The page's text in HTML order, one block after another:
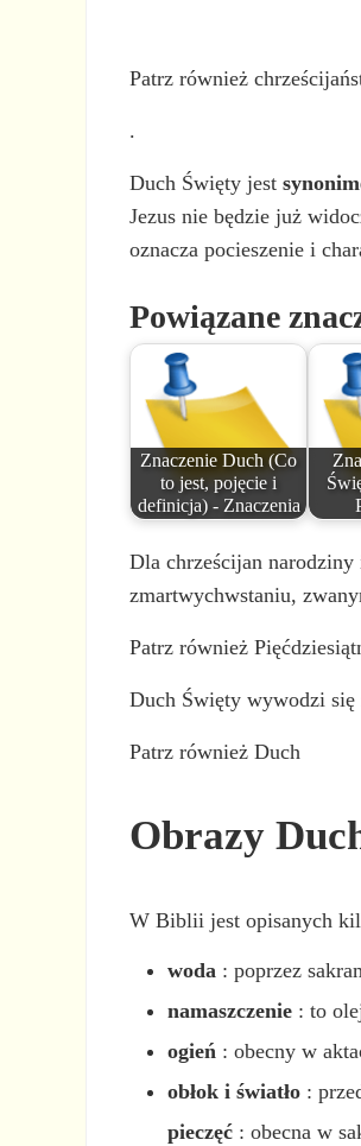
Patrz również
.
Duch Święty jest
Jezus nie będzie już
oznacza pocieszenie i
Powiązane
Znaczenie Duch (Co
to jest, pojęcie i
definicja) - Znaczenia
Dla chrześcijan narodziny
zmartwychwstaniu,
Patrz również
Duch Święty wywodzi się
Patrz również Duch
Obrazy
W Biblii jest opisanych
woda: poprzez
namaszczenie: to olej
ogień: obecny w
obłok i światło:
pieczęć: obecna w